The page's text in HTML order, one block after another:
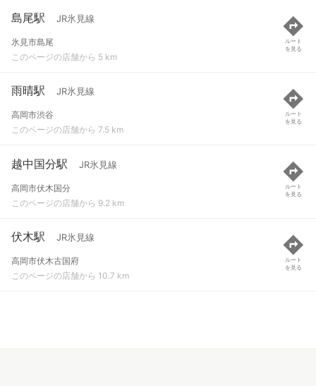
島尾駅 JR氷見線
氷見市島尾
このページの店舗から 5 km
ルート
を見る
雨晴駅 JR氷見線
高岡市渋谷
このページの店舗から 7.5 km
ルート
を見る
越中国分駅 JR氷見線
高岡市伏木国分
このページの店舗から 9.2 km
ルート
を見る
伏木駅 JR氷見線
高岡市伏木古国府
このページの店舗から 10.7 km
ルート
を見る